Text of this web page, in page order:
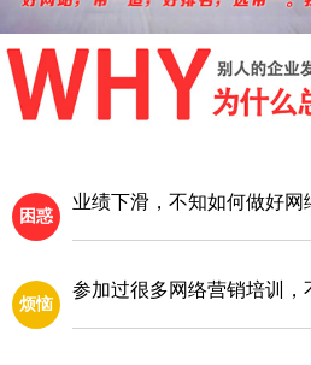
困惑
业绩下滑，不知如何做好网
烦恼
参加过很多网络营销培训，